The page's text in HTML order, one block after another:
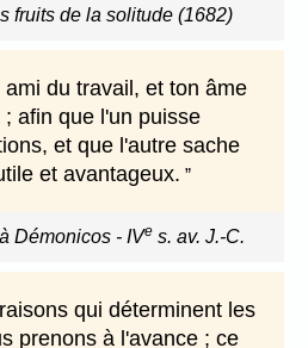
fruits de la solitude (1682)
du travail, et ton âme
afin que l'un puisse
et que l'autre sache
et avantageux.
Démonicos - IVe s. av. J.-C.
qui déterminent les
prenons à l'avance ; ce